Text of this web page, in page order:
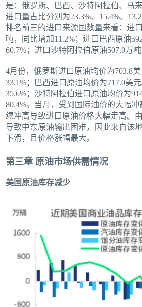
是：俄罗斯、巴西、沙特阿拉伯、马
进口量占比分别为23.3%、15.4%、
排名前三的进口来源国数量来看：进
吨，同比增加11.2%；进口巴西原油
60.7%；进口沙特阿拉伯原油507.0万吨
4月份，俄罗斯进口原油均价为703.8
33.1%；巴西进口原油均价为717.0美
35.6%；沙特阿拉伯进口原油均价为
80.4%。当月，受到国际油价的大幅
续冲高导致进口原油价格大幅走高。
导致中东原油输出困难，因此来自该
下滑，且价格涨幅最大。
第三章 原油市场供需情况
美国原油库存减少